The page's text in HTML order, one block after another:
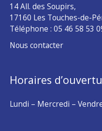
14 All. des Soupirs,
17160 Les Touches-de-
Téléphone : 05 46 58 53
Nous contacter
Horaires
Lundi – Mercredi –